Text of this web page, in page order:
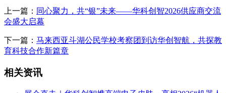
上一篇： 同心聚力，共“银”未来——华科创智2026供应商交流
会盛大启幕
下一篇： 马来西亚斗湖公民学校考察团到访华创智航，共探教
育科技合作新篇章
相关资讯